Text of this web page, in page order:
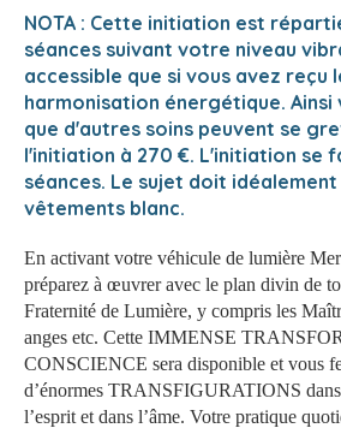
NOTA : Cette initiation est
séances suivant votre niveau
accessible que si vous avez reçu
harmonisation énergétique.
que d'autres soins peuvent se
l'initiation à 270 €. L'initiation se
séances. Le sujet doit
vêtements blanc.
En activant votre véhicule de lumière
préparez à œuvrer avec le plan divin de
Fraternité de Lumière, y compris les
anges etc. Cette IMMENSE
CONSCIENCE sera disponible et vous
d’énormes TRANSFIGURATIONS
l’esprit et dans l’âme. Votre pratique